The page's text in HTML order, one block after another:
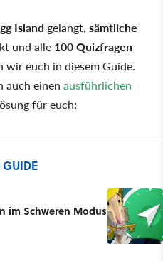
Island gelangt, sämtliche
und alle 100 Quizfragen
euch in diesem Guide.
auch einen ausführlichen
für euch:
im Schweren Modus